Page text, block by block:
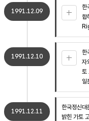
1991.12.09
한
합
1991.12.10
한
자
토
일
1991.12.11
한국정신대
밝힌 가토